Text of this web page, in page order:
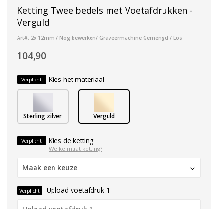
Ketting Twee bedels met Voetafdrukken -
Verguld
Art#: 2x 12mm / Nog bewerken/ Graveermachine Gemengd / Los
104,90
Verplicht Kies het materiaal
Sterling zilver Verguld
Verplicht Kies de ketting
Welke maat ketting?
Maak een keuze
Verplicht Upload voetafdruk 1